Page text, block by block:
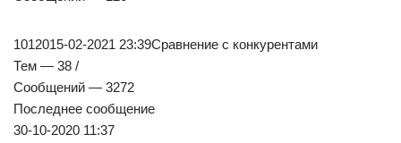
1012015-02-2021 23:39Сравнение с конкурентами
Тем — 38 /
Сообщений — 3272
Последнее сообщение
30-10-2020 11:37